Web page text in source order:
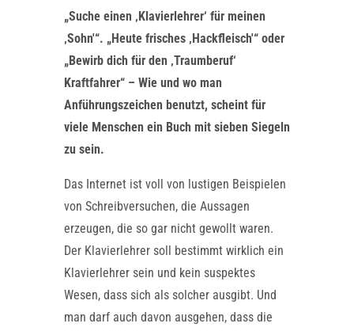
„Suche einen ‚Klavierlehrer‘ für meinen
‚Sohn'“. „Heute frisches ‚Hackfleisch'“ oder
„Bewirb dich für den ‚Traumberuf‘
Kraftfahrer“ – Wie und wo man
Anführungszeichen benutzt, scheint für
viele Menschen ein Buch mit sieben Siegeln
zu sein.
Das Internet ist voll von lustigen Beispielen
von Schreibversuchen, die Aussagen
erzeugen, die so gar nicht gewollt waren.
Der Klavierlehrer soll bestimmt wirklich ein
Klavierlehrer sein und kein suspektes
Wesen, dass sich als solcher ausgibt. Und
man darf auch davon ausgehen, dass die